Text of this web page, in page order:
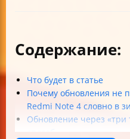
Содержание:
Что будет в статье
Почему обновления не
Redmi Note 4 словно в
Обновление через